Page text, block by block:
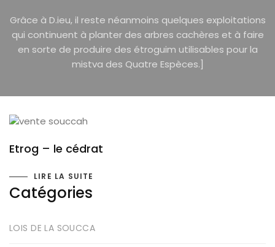
Grâce à D.ieu, il reste néanmoins quelques exploitations
qui continuent à planter des arbres cachères et à faire
en sorte de produire des étroguim utilisables pour la
mistva des Quatre Espèces.]
Etrog – le cédrat
LIRE LA SUITE
Catégories
LOIS DE LA SOUCCA